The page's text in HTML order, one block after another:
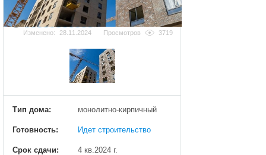
Добавить фотографию
Изменено:
28.11.2024 Просмотров 3719
Тип дома: монолитно-кирпичный
Готовность: Идет строительство
Срок сдачи: 4 кв.2024 г.